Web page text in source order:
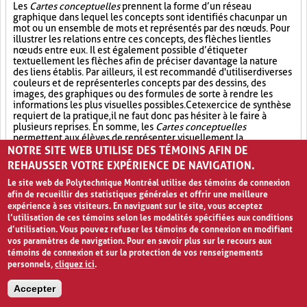
Les Cartes conceptuellesprennent la forme d’un réseau
graphique dans lequel les concepts sont identifiés chacun par un
mot ou un ensemble de mots et représentés par des nœuds. Pour
illustrer les relations entre ces concepts, des flèches lient les
nœuds entre eux. Il est également possible d’étiqueter
textuellement les flèches afin de préciser davantage la nature
des liens établis. Par ailleurs, il est recommandé d'utiliser diverses
couleurs et de représenter les concepts par des dessins, des
images, des graphiques ou des formules de sorte à rendre les
informations les plus visuelles possibles. Cet exercice de synthèse
requiert de la pratique, il ne faut donc pas hésiter à le faire à
plusieurs reprises. En somme, les Cartes conceptuelles
permettent aux élèves de représenter visuellement la
cartographie des connaissances acquises sur un sujet et les
relations entre les différents concepts théoriques inhérents à
celui-ci.
Réflexion individuelle (31) Synthèse (19)
Approfondissement des connaissances (17)
Métacognition (7)
NOTRE SITE WEB UTILISE DES TÉMOINS AFIN DE
REHAUSSER VOTRE EXPÉRIENCE DE NAVIGATION.
Le site web de Polytechnique Montréal utilise des témoins de connexion
afin de recueillir des statistiques générales et offrir une meilleure
expérience à ses visiteurs. En naviguant sur le site, vous acceptez
l’utilisation de ces témoins selon les modalités spécifiées aux conditions
d’utilisation. Vous pouvez refuser les témoins de connexion en modifiant
vos paramètres de navigation. Pour en savoir plus sur le recours aux
témoins de connexion et sur la protection de vos renseignements
personnels,cliquez ici.
Accepter